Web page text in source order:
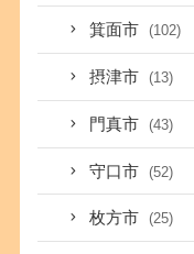
箕面市 (102)
摂津市 (13)
門真市 (43)
守口市 (52)
枚方市 (25)